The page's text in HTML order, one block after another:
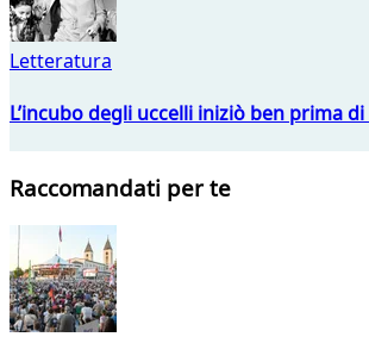
Letteratura
L’incubo degli uccelli iniziò ben prima
Raccomandati per te